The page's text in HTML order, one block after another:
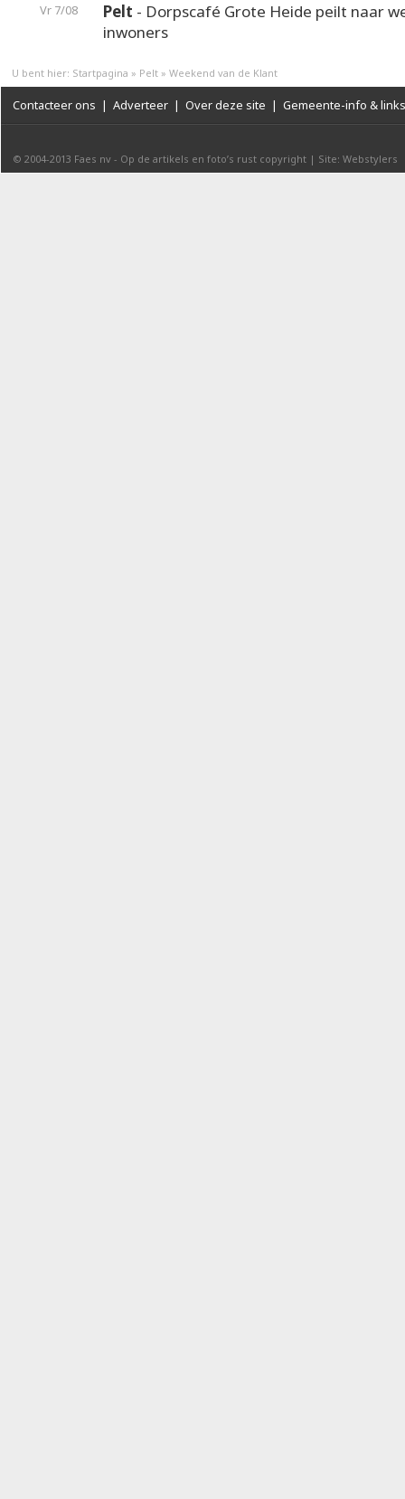
Vr 7/08 Pelt - Dorpscafé Grote Heide peilt naar
inwoners
U bent hier: Startpagina » Pelt » Weekend van de Klant
Contacteer ons | Adverteer | Over deze site | Gemeente-info & links
© 2004-2013 Faes nv - Op de artikels en foto’s rust copyright | Site: Webstylers